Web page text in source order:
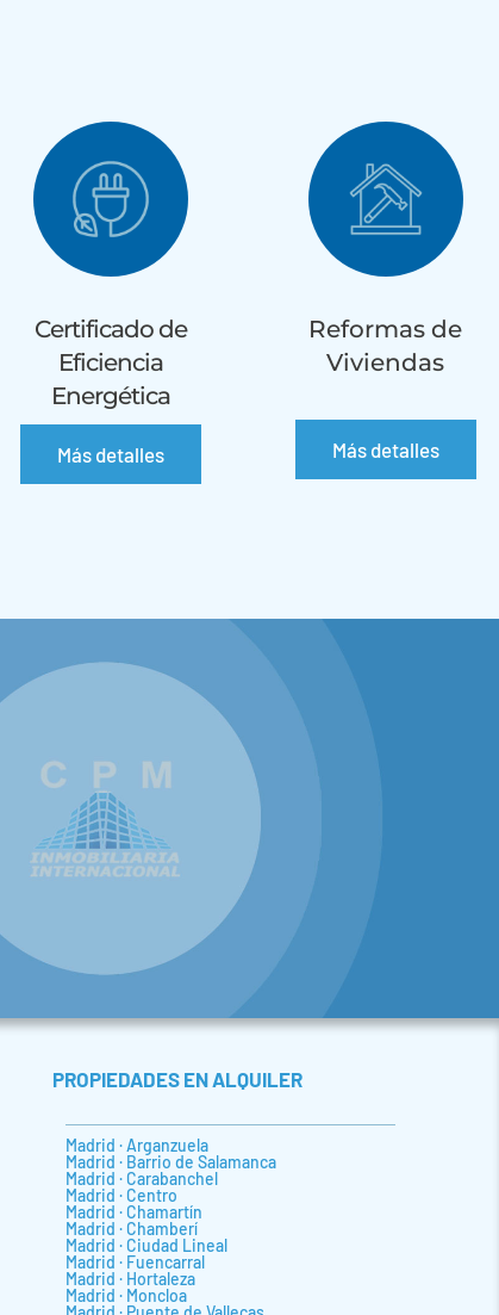
Certificado de
Eficiencia
Energética
Más detalles
Reformas de
Viviendas
Más detalles
PROPIEDADES EN ALQUILER
Madrid · Arganzuela
Madrid · Barrio de Salamanca
Madrid · Carabanchel
Madrid · Centro
Madrid · Chamartín
Madrid · Chamberí
Madrid · Ciudad Lineal
Madrid · Fuencarral
Madrid · Hortaleza
Madrid · Moncloa